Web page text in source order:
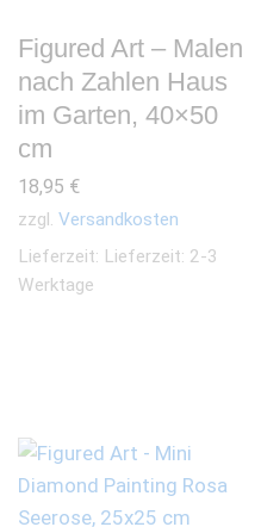
Figured Art – Malen
nach Zahlen Haus
im Garten, 40×50
cm
18,95 €
zzgl. Versandkosten
Lieferzeit: Lieferzeit: 2-3
Werktage